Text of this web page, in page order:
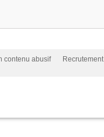
contenu abusif Recrutement